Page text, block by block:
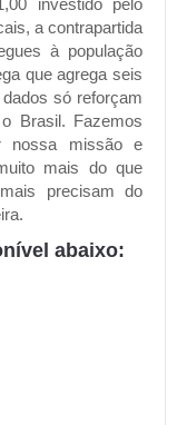
a contrapartida
à população
que agrega seis
só reforçam
Brasil. Fazemos
nossa missão e
mais do que
precisam do
abaixo: